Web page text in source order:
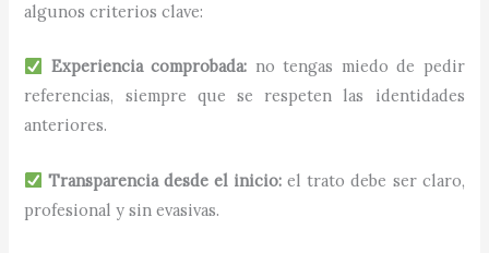
algunos criterios clave:
Experiencia comprobada: no tengas miedo de pedir
referencias, siempre que se respeten las identidades
anteriores.
Transparencia desde el inicio: el trato debe ser claro,
profesional y sin evasivas.